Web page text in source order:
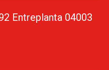
Entreplanta 04003